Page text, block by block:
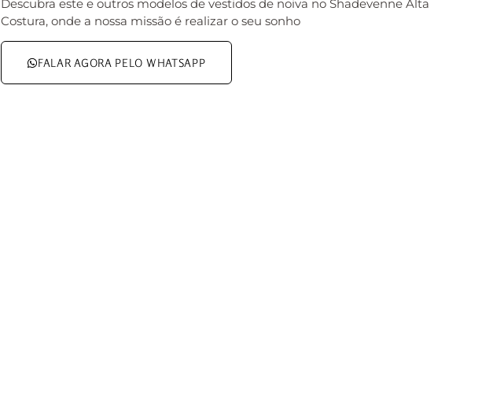
Descubra este e outros modelos de vestidos de noiva no Shadevenne Alta
Costura, onde a nossa missão é realizar o seu sonho
FALAR AGORA PELO WHATSAPP